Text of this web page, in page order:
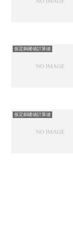
仮定銅建値計算値
仮定銅建値計算値